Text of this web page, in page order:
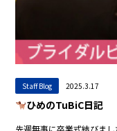
Staff Blog 2025.3.17
ひめのTuBiC日記
先週無事に卒業式結びま